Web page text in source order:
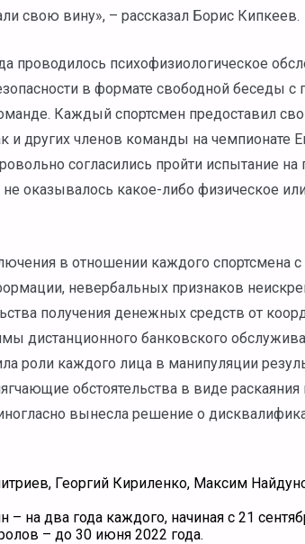
свою вину», – рассказал Борис Кипкеев.
проводилось психофизиологическое
в формате свободной беседы с
Каждый спортсмен предоставил
и других членов команды на чемпионате
согласились пройти испытание на
оказывалось какое-либо физическое
в отношении каждого спортсмена
невербальных признаков
получения денежных средств от
дистанционного банковского
роли каждого лица в манипуляции
обстоятельства в виде раскаяния
вынесла решение о
Георгий Кириленко, Максим
на два года каждого, начиная с 21
– до 30 июня 2022 года.